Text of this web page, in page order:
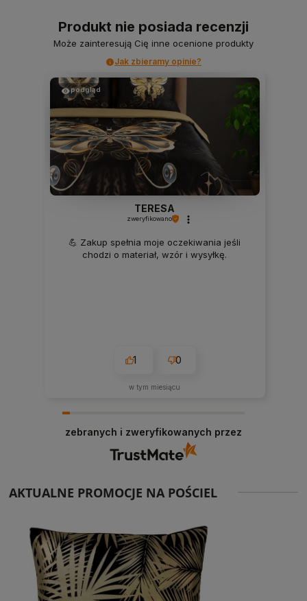
Produkt nie posiada recenzji
Może zainteresują Cię inne ocenione produkty
Jak zbieramy opinie?
podgląd
TERESA
zweryfikowano
💪 Zakup spełnia moje oczekiwania jeśli
chodzi o materiał, wzór i wysyłkę.
1 0
w tym miesiącu
zebranych i zweryfikowanych przez
AKTUALNE PROMOCJE NA POŚCIEL